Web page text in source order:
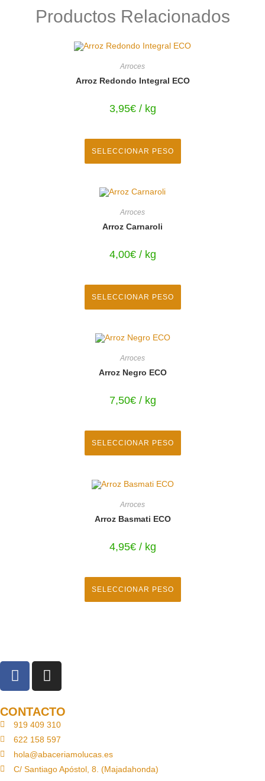
Productos Relacionados
Arroces
Arroz Redondo Integral ECO
3,95€/ kg
SELECCIONAR PESO
Arroces
Arroz Carnaroli
4,00€/ kg
SELECCIONAR PESO
Arroces
Arroz Negro ECO
7,50€/ kg
SELECCIONAR PESO
Arroces
Arroz Basmati ECO
4,95€/ kg
SELECCIONAR PESO
CONTACTO
919 409 310
622 158 597
hola@abaceriamolucas.es
C/ Santiago Apóstol, 8. (Majadahonda)